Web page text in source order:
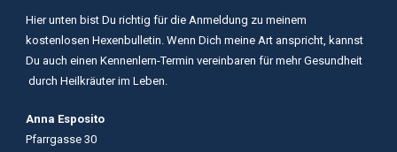
Hier unten bist Du richtig für die Anmeldung zu meinem
kostenlosen Hexenbulletin. Wenn Dich meine Art anspricht, kannst
Du auch einen Kennenlern-Termin vereinbaren für mehr Gesundheit
durch Heilkräuter im Leben.
Anna Esposito
Pfarrgasse 30